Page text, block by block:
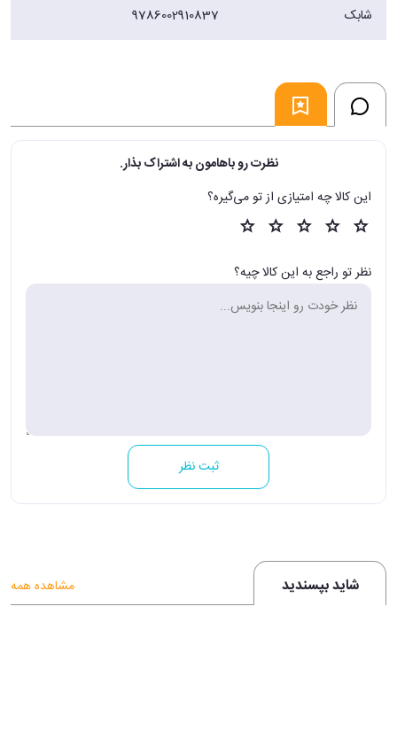
شابک 9786002910837
نظرت رو باهامون به اشتراک بذار.
این کالا چه امتیازی از تو می‌گیره؟
نظر تو راجع به این کالا چیه؟
ثبت نظر
شاید بپسندید مشاهده همه